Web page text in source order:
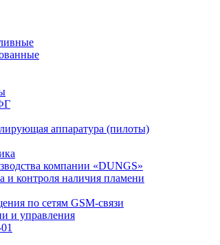
аппаратура (пилоты)
компании «DUNGS»
и контроля наличия пламени
по сетям GSM-связи
и управления